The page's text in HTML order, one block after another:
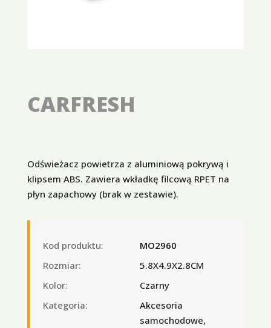
CARFRESH
Odświeżacz powietrza z aluminiową pokrywą i
klipsem ABS. Zawiera wkładkę filcową RPET na
płyn zapachowy (brak w zestawie).
Kod produktu:
MO2960
Rozmiar:
5.8X4.9X2.8CM
Kolor:
Czarny
Kategoria:
Akcesoria
samochodowe,